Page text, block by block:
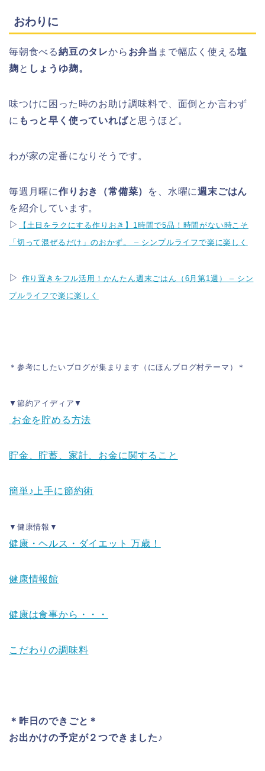
おわりに
毎朝食べる納豆のタレから お弁当 まで幅広く使える塩
麹と しょうゆ麹。
味つけに困った時のお助け調味料で、面倒とか言わず
に もっと早く使っていればと思うほど。
わが家の定番になりそうです。
毎週月曜に作りおき（常備菜） を、水曜に週末ごはん
を紹介しています。
▷
【土日をラクにする作りおき】1時間で5品！時間がない時こそ
「切って混ぜるだけ」のおかず。 – シンプルライフで楽に楽しく
▷ 作り置きをフル活用！かんたん週末ごはん（6月第1週） – シン
プルライフで楽に楽しく
＊参考にしたいブログが集まります（にほんブログ村テーマ）＊
▼節約アイディア▼
お金を貯める方法
貯金、貯蓄、家計、お金に関すること
簡単♪上手に節約術
▼健康情報▼
健康・ヘルス・ダイエット 万歳！
健康情報館
健康は食事から・・・
こだわりの調味料
＊昨日のできごと＊
お出かけの予定が２つできました♪